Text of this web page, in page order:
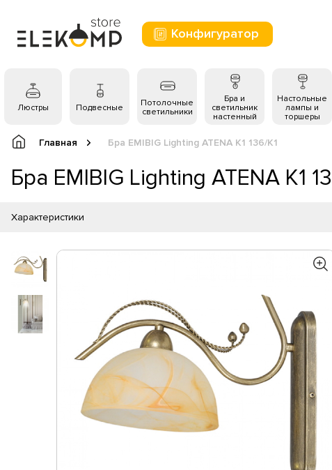
Конфигуратор
Люстры Подвесные
Потолочные
светильники
Бра и
светильник
настенный
Настольные
лампы и
торшеры
Главная Бра EMIBIG Lighting ATENA K1 136/K1
Бра EMIBIG Lighting ATENA K1
Характеристики